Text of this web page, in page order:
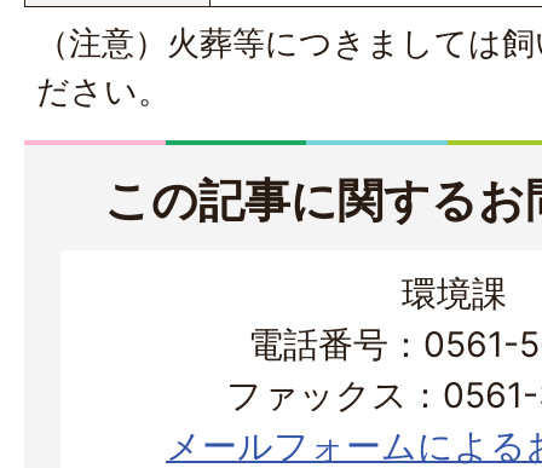
（注意）火葬等につきましては
ださい。
この記事に関する
環境課
電話番号：0561-
ファックス：
メールフォームによる